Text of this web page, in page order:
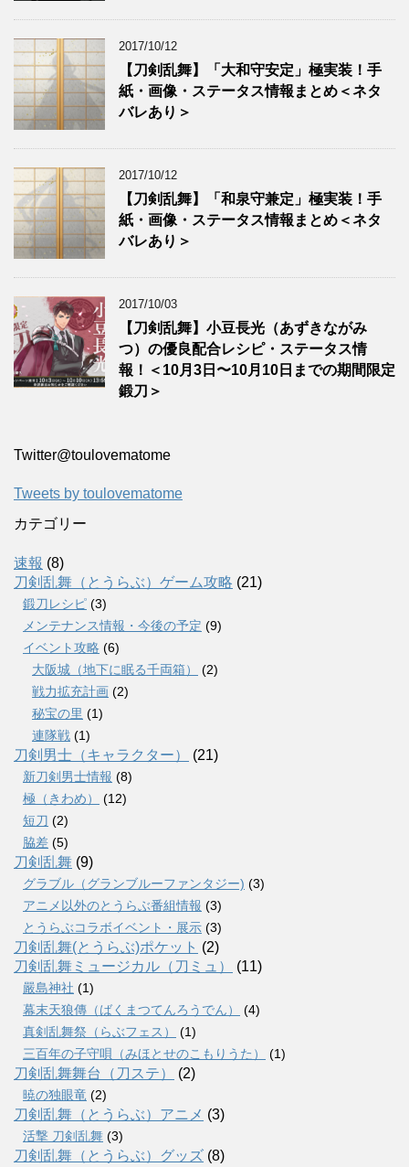
2017/10/12
【刀剣乱舞】「大和守安定」極実装！手
紙・画像・ステータス情報まとめ＜ネタ
バレあり＞
2017/10/12
【刀剣乱舞】「和泉守兼定」極実装！手
紙・画像・ステータス情報まとめ＜ネタ
バレあり＞
2017/10/03
【刀剣乱舞】小豆長光（あずきながみ
つ）の優良配合レシピ・ステータス情
報！＜10月3日〜10月10日までの期間限定
鍛刀＞
Twitter‎@toulovematome
Tweets by toulovematome
カテゴリー
速報 (8)
刀剣乱舞（とうらぶ）ゲーム攻略 (21)
鍛刀レシピ (3)
メンテナンス情報・今後の予定 (9)
イベント攻略 (6)
大阪城（地下に眠る千両箱）
(2)
戦力拡充計画 (2)
秘宝の里 (1)
連隊戦 (1)
刀剣男士（キャラクター） (21)
新刀剣男士情報 (8)
極（きわめ）
(12)
短刀 (2)
脇差 (5)
刀剣乱舞 (9)
グラブル（グランブルーファンタジー) (3)
アニメ以外のとうらぶ番組情報 (3)
とうらぶコラボイベント・展示 (3)
刀剣乱舞(とうらぶ)ポケット (2)
刀剣乱舞ミュージカル（刀ミュ）
(11)
嚴島神社 (1)
幕末天狼傳（ばくまつてんろうでん）
(4)
真剣乱舞祭（らぶフェス）
(1)
三百年の子守唄（みほとせのこもりうた）
(1)
刀剣乱舞舞台（刀ステ） (2)
暁の独眼竜 (2)
刀剣乱舞（とうらぶ）アニメ (3)
活撃 刀剣乱舞 (3)
刀剣乱舞（とうらぶ）グッズ (8)